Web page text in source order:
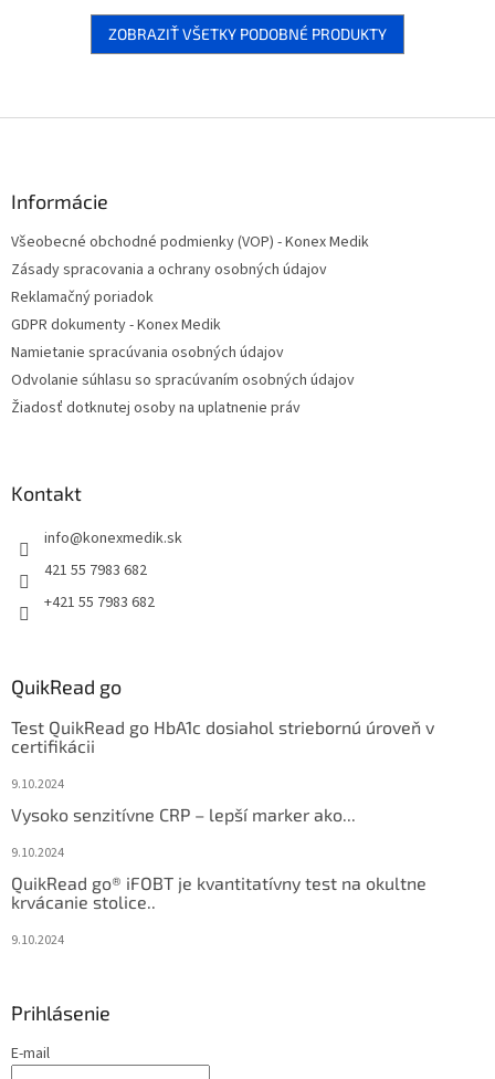
(celkový počet baktérií,...
ZOBRAZIŤ VŠETKY PODOBNÉ PRODUKTY
Informácie
Všeobecné obchodné podmienky (VOP) - Konex Medik
Zásady spracovania a ochrany osobných údajov
Reklamačný poriadok
GDPR dokumenty - Konex Medik
Namietanie spracúvania osobných údajov
Odvolanie súhlasu so spracúvaním osobných údajov
Žiadosť dotknutej osoby na uplatnenie práv
Kontakt
info@konexmedik.sk
421 55 7983 682
+421 55 7983 682
QuikRead go
Test QuikRead go HbA1c dosiahol striebornú úroveň v
certifikácii
9.10.2024
Vysoko senzitívne CRP – lepší marker ako...
9.10.2024
QuikRead go® iFOBT je kvantitatívny test na okultne
krvácanie stolice..
9.10.2024
Prihlásenie
E-mail